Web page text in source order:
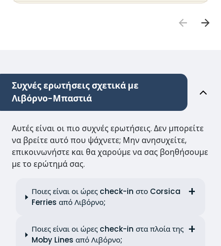
Συχνές ερωτήσεις σχετικά με
Λιβόρνο-Μπαστιά
Αυτές είναι οι πιο συχνές ερωτήσεις. Δεν μπορείτε
να βρείτε αυτό που ψάχνετε; Μην ανησυχείτε,
επικοινωνήστε και θα χαρούμε να σας βοηθήσουμε
με το ερώτημά σας.
Ποιες είναι οι ώρες check-in στο Corsica
Ferries από Λιβόρνο;
Ποιες είναι οι ώρες check-in στα πλοία της
Moby Lines από Λιβόρνο;